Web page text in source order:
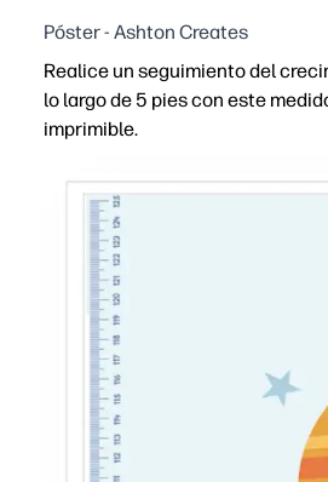
Póster - Ashton Creates
Realice un seguimiento del
lo largo de 5 pies con este
imprimible.